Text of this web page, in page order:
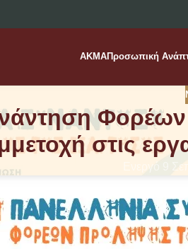
AKMAΠροσωπική
στις